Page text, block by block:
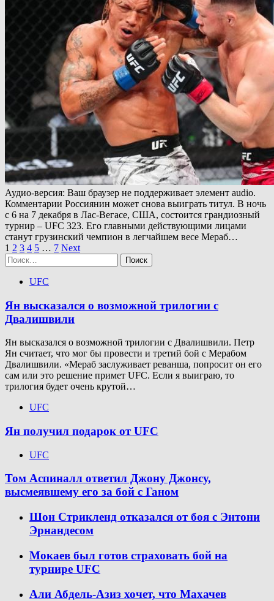
Аудио-версия: Ваш браузер не поддерживает элемент audio.
Комментарии Россиянин может снова выиграть титул. В ночь
с 6 на 7 декабря в Лас-Вегасе, США, состоится грандиозный
турнир – UFC 323. Его главными действующими лицами
станут грузинский чемпион в легчайшем весе Мераб…
Пагинация
записей
1 2 3 4 5 … 7 Next
Найти:
UFC
Ян высказался о возможной трилогии с
Двалишвили
Ян высказался о возможной трилогии с Двалишвили. Петр
Ян считает, что мог бы провести и третий бой с Мерабом
Двалишвили. «Мераб заслуживает реванша, попросит он его
сам или это решение примет UFC. Если я выиграю, то
трилогия будет очень крутой…
UFC
Ян получил подарок от UFC
UFC
Том Аспиналл ответил Джону Джонсу,
высмеявшему его за бой с Ганом
Шон Стрикленд отказался от боя с Энтони
Эрнандесом
Мокаев был готов страховать бой на
турнире UFC
Али Абдель-Азиз хочет, что Махачев